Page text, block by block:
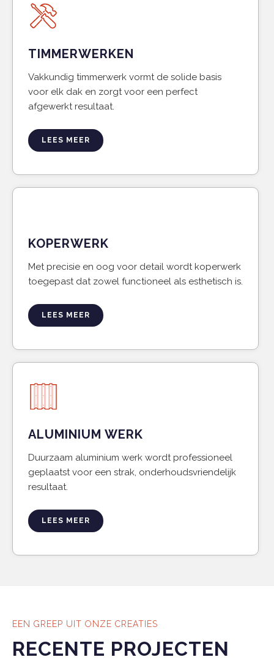
TIMMERWERKEN
Vakkundig timmerwerk vormt de solide basis
voor elk dak en zorgt voor een perfect
afgewerkt resultaat.
LEES MEER
KOPERWERK
Met precisie en oog voor detail wordt koperwerk
toegepast dat zowel functioneel als esthetisch is.
LEES MEER
ALUMINIUM WERK
Duurzaam aluminium werk wordt professioneel
geplaatst voor een strak, onderhoudsvriendelijk
resultaat.
LEES MEER
EEN GREEP UIT ONZE CREATIES
RECENTE PROJECTEN